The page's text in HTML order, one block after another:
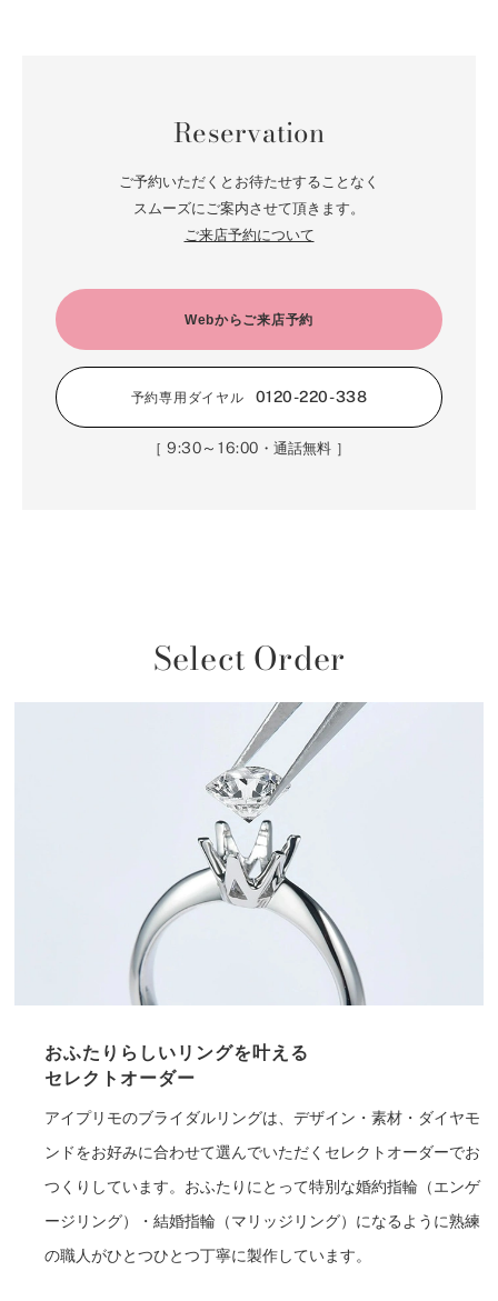
Reservation
ご予約いただくとお待たせすることなく
スムーズにご案内させて頂きます。
ご来店予約について
Webからご来店予約
予約専用ダイヤル 0120-220-338
［9:30～16:00 ・通話無料 ］
Select Order
おふたりらしいリングを叶える
セレクトオーダー
アイプリモのブライダルリングは、デザイン・素材・ダイヤモ
ンドをお好みに合わせて選んでいただくセレクトオーダーでお
つくりしています。おふたりにとって特別な婚約指輪（エンゲ
ージリング）・結婚指輪（マリッジリング）になるように熟練
の職人がひとつひとつ丁寧に製作しています。